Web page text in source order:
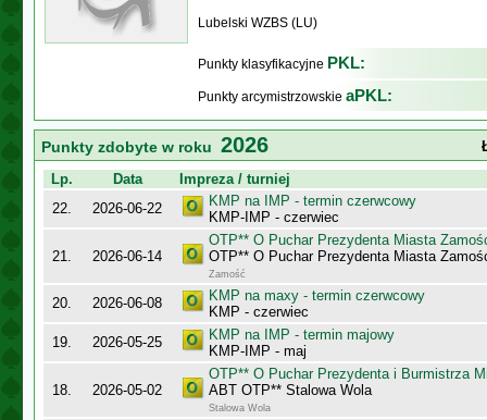
Lubelski WZBS (LU)
Punkty klasyfikacyjne PKL:
Punkty arcymistrzowskie aPKL:
Punkty zdobyte w roku 2026
Lp.
Data
Impreza / turniej
22.
2026-06-22
KMP na IMP - termin czerwcowy
KMP-IMP - czerwiec
21. 2026-06-14
OTP** O Puchar Prezydenta Miasta
OTP** O Puchar Prezydenta Miasta
Zamość
20. 2026-06-08
KMP na maxy - termin czerwcowy
KMP - czerwiec
19.
2026-05-25
KMP na IMP - termin majowy
KMP-IMP - maj
18. 2026-05-02
OTP** O Puchar Prezydenta i Burmistrza
ABT OTP** Stalowa Wola
Stalowa Wola